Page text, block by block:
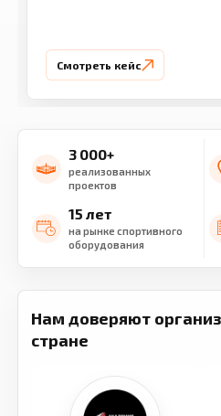
Смотреть кейс
3 000+
реализованных
проектов
15 лет
на рынке спортивного
оборудования
Нам доверяют
стране